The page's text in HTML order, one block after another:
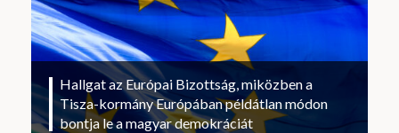
Hallgat az Európai Bizottság, miközben a
Tisza-kormány Európában példátlan módon
bontja le a magyar demokráciát